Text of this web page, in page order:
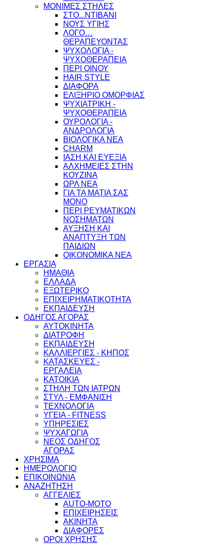
ΜΟΝΙΜΕΣ ΣΤΗΛΕΣ
ΣΤΟ...ΝΤΙΒΑΝΙ
ΝΟΥΣ ΥΓΙΗΣ
ΛΟΓΟ…
ΘΕΡΑΠΕΥΟΝΤΑΣ
ΨΥΧΟΛΟΓΙΑ -
ΨΥΧΟΘΕΡΑΠΕΙΑ
ΠΕΡΙ ΟΙΝΟΥ
HAIR STYLE
ΔΙΑΦΟΡΑ
ΕΛΙΞΗΡΙΟ ΟΜΟΡΦΙΑΣ
ΨΥΧΙΑΤΡΙΚΗ -
ΨΥΧΟΘΕΡΑΠΕΙΑ
ΟΥΡΟΛΟΓΙΑ -
ΑΝΔΡΟΛΟΓΙΑ
ΒΙΟΛΟΓΙΚΑ ΝΕΑ
CHARM
ΙΑΣΗ ΚΑΙ ΕΥΕΞΙΑ
ΑΛΧΗΜΕΙΕΣ ΣΤΗΝ
ΚΟΥΖΙΝΑ
ΩΡΛ ΝEA
ΓΙΑ ΤΑ ΜΑΤΙΑ ΣΑΣ
ΜΟΝΟ
ΠΕΡΙ ΡΕΥΜΑΤΙΚΩΝ
ΝΟΣΗΜΑΤΩΝ
ΑΥΞΗΣΗ ΚΑΙ
ΑΝΑΠΤΥΞΗ ΤΩΝ
ΠΑΙΔΙΩΝ
ΟΙΚΟΝΟΜΙΚΑ ΝΕΑ
ΕΡΓΑΣΙΑ
ΗΜΑΘΙΑ
ΕΛΛΑΔΑ
ΕΞΩΤΕΡΙΚΟ
ΕΠΙΧΕΙΡΗΜΑΤΙΚΟΤΗΤΑ
ΕΚΠΑΙΔΕΥΣΗ
ΟΔΗΓΟΣ ΑΓΟΡΑΣ
ΑΥΤΟΚΙΝΗΤΑ
ΔΙΑΤΡΟΦΗ
ΕΚΠΑΙΔΕΥΣΗ
ΚΑΛΛΙΕΡΓΙΕΣ - ΚΗΠΟΣ
ΚΑΤΑΣΚΕΥΕΣ -
ΕΡΓΑΛΕΙΑ
ΚΑΤΟΙΚΙΑ
ΣΤΗΛΗ ΤΩΝ ΙΑΤΡΩΝ
ΣΤΥΛ - ΕΜΦΑΝΙΣΗ
ΤΕΧΝΟΛΟΓΙΑ
ΥΓΕΙΑ - FITNESS
ΥΠΗΡΕΣΙΕΣ
ΨΥΧΑΓΩΓΙΑ
ΝΕΟΣ ΟΔΗΓΟΣ
ΑΓΟΡΑΣ
ΧΡΗΣΙΜΑ
ΗΜΕΡΟΛΟΓΙΟ
ΕΠΙΚΟΙΝΩΝΙΑ
ΑΝΑΖΗΤΗΣΗ
ΑΓΓΕΛΙΕΣ
AUTO-MOTO
ΕΠΙΧΕΙΡΗΣΕΙΣ
ΑΚΙΝΗΤΑ
ΔΙΑΦΟΡΕΣ
ΟΡΟΙ ΧΡΗΣΗΣ